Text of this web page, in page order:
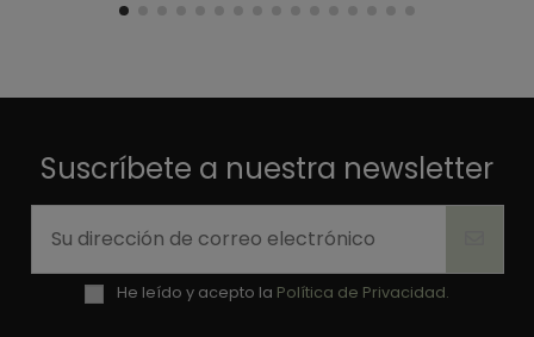
Suscríbete a nuestra newsletter
He leído y acepto la Política de Privacidad.